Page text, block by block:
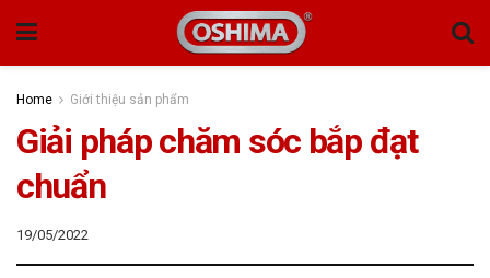
Home Giới thiệu sản phẩm
Giải pháp chăm sóc bắp đạt
chuẩn
19/05/2022